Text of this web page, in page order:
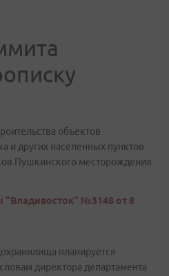
объектов
и других населенных пунктов
Пушкинского месторождения
"Владивосток" №3148 от 8
планируется
директора департамента